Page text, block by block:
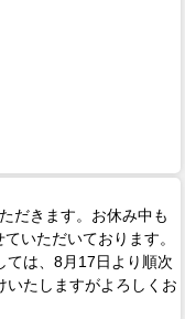
だきます。お休み中も
いただいております。
ては、8月17日より順次
いたしますがよろしくお